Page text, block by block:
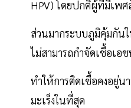
HPV) โดยปกติผู้ที่มีเพศ
ส่วนมากระบบภูมิคุ้มกันใ
ไม่สามารถกำจัดเชื้อเอ
ทำให้การติดเชื้อคงอยู่
มะเร็งในที่สุด